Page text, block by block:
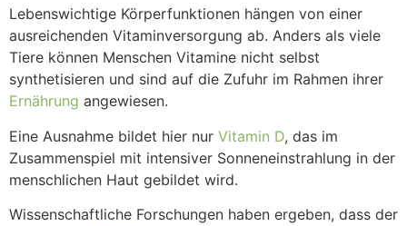
Lebenswichtige Körperfunktionen hängen von einer
ausreichenden Vitaminversorgung ab. Anders als viele
Tiere können Menschen Vitamine nicht selbst
synthetisieren und sind auf die Zufuhr im Rahmen ihrer
Ernährung angewiesen.
Eine Ausnahme bildet hier nur Vitamin D, das im
Zusammenspiel mit intensiver Sonneneinstrahlung in der
menschlichen Haut gebildet wird.
Wissenschaftliche Forschungen haben ergeben, dass der